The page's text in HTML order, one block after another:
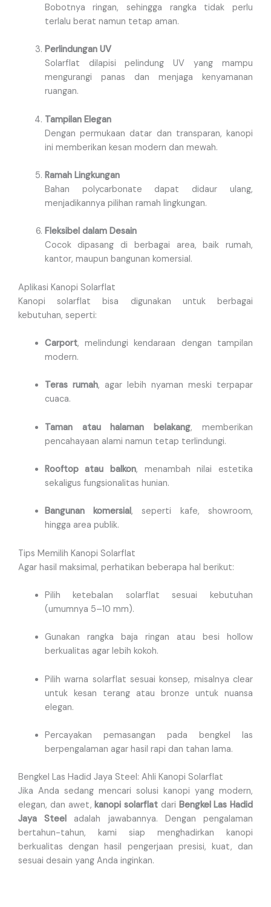
Bobotnya ringan, sehingga rangka tidak perlu
terlalu berat namun tetap aman.
Perlindungan UV
Solarflat dilapisi pelindung UV yang mampu
mengurangi panas dan menjaga kenyamanan
ruangan.
Tampilan Elegan
Dengan permukaan datar dan transparan, kanopi
ini memberikan kesan modern dan mewah.
Ramah Lingkungan
Bahan polycarbonate dapat didaur ulang,
menjadikannya pilihan ramah lingkungan.
Fleksibel dalam Desain
Cocok dipasang di berbagai area, baik rumah,
kantor, maupun bangunan komersial.
Aplikasi Kanopi Solarflat
Kanopi solarflat bisa digunakan untuk berbagai
kebutuhan, seperti:
Carport, melindungi kendaraan dengan tampilan
modern.
Teras rumah, agar lebih nyaman meski terpapar
cuaca.
Taman atau halaman belakang, memberikan
pencahayaan alami namun tetap terlindungi.
Rooftop atau balkon, menambah nilai estetika
sekaligus fungsionalitas hunian.
Bangunan komersial, seperti kafe, showroom,
hingga area publik.
Tips Memilih Kanopi Solarflat
Agar hasil maksimal, perhatikan beberapa hal berikut:
Pilih ketebalan solarflat sesuai kebutuhan
(umumnya 5–10 mm).
Gunakan rangka baja ringan atau besi hollow
berkualitas agar lebih kokoh.
Pilih warna solarflat sesuai konsep, misalnya clear
untuk kesan terang atau bronze untuk nuansa
elegan.
Percayakan pemasangan pada bengkel las
berpengalaman agar hasil rapi dan tahan lama.
Bengkel Las Hadid Jaya Steel: Ahli Kanopi Solarflat
Jika Anda sedang mencari solusi kanopi yang modern,
elegan, dan awet,kanopi solarflat dari Bengkel Las Hadid
Jaya Steel adalah jawabannya. Dengan pengalaman
bertahun-tahun, kami siap menghadirkan kanopi
berkualitas dengan hasil pengerjaan presisi, kuat, dan
sesuai desain yang Anda inginkan.